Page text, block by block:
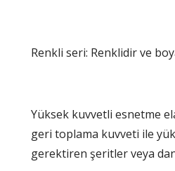
Renkli seri: Renklidir ve
Yüksek kuvvetli esnetme
geri toplama kuvveti ile
gerektiren şeritler veya